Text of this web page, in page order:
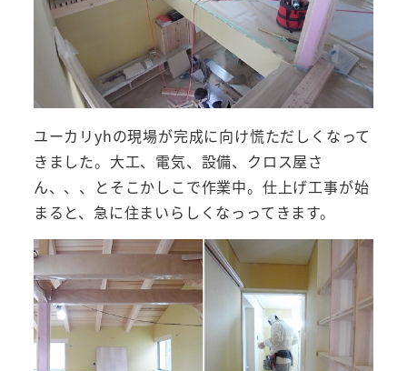
ユーカリyhの現場が完成に向け慌ただしくなって
きました。大工、電気、設備、クロス屋さ
ん、、、とそこかしこで作業中。仕上げ工事が始
まると、急に住まいらしくなっってきます。